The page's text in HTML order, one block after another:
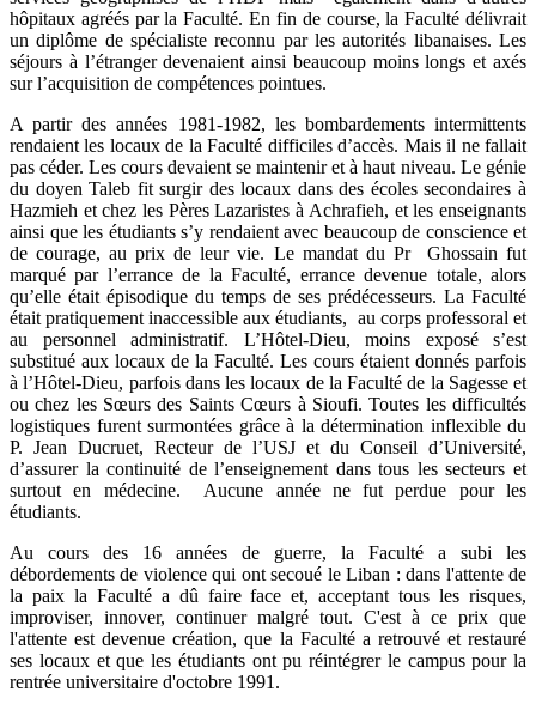
hôpitaux agréés par la Faculté. En fin de course, la Faculté délivrait
un diplôme de spécialiste reconnu par les autorités libanaises. Les
séjours à l’étranger devenaient ainsi beaucoup moins longs et axés
sur l’acquisition de compétences pointues.
A partir des années 1981-1982, les bombardements intermittents
rendaient les locaux de la Faculté difficiles d’accès. Mais il ne fallait
pas céder. Les cours devaient se maintenir et à haut niveau. Le génie
du doyen Taleb fit surgir des locaux dans des écoles secondaires à
Hazmieh et chez les Pères Lazaristes à Achrafieh, et les enseignants
ainsi que les étudiants s’y rendaient avec beaucoup de conscience et
de courage, au prix de leur vie. Le mandat du Pr Ghossain fut
marqué par l’errance de la Faculté, errance devenue totale, alors
qu’elle était épisodique du temps de ses prédécesseurs. La Faculté
était pratiquement inaccessible aux étudiants, au corps professoral et
au personnel administratif. L’Hôtel-Dieu, moins exposé s’est
substitué aux locaux de la Faculté. Les cours étaient donnés parfois
à l’Hôtel-Dieu, parfois dans les locaux de la Faculté de la Sagesse et
ou chez les Sœurs des Saints Cœurs à Sioufi. Toutes les difficultés
logistiques furent surmontées grâce à la détermination inflexible du
P. Jean Ducruet, Recteur de l’USJ et du Conseil d’Université,
d’assurer la continuité de l’enseignement dans tous les secteurs et
surtout en médecine. Aucune année ne fut perdue pour les
étudiants.
Au cours des 16 années de guerre, la Faculté a subi les
débordements de violence qui ont secoué le Liban : dans l'attente de
la paix la Faculté a dû faire face et, acceptant tous les risques,
improviser, innover, continuer malgré tout. C'est à ce prix que
l'attente est devenue création, que la Faculté a retrouvé et restauré
ses locaux et que les étudiants ont pu réintégrer le campus pour la
rentrée universitaire d'octobre 1991.